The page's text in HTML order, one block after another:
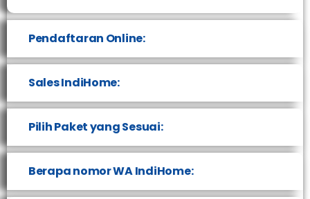
Pendaftaran Online:
Sales IndiHome:
Pilih Paket yang Sesuai:
Berapa nomor WA IndiHome: